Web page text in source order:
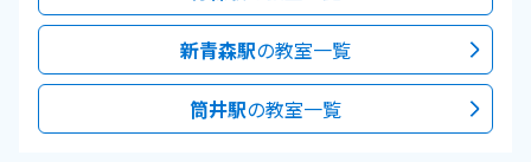
新青森駅の教室一覧
筒井駅の教室一覧